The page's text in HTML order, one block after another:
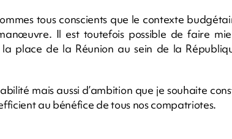
tous conscients que le contexte
Il est toutefois possible de faire
la place de la Réunion au sein de la
mais aussi d’ambition que je souhaite
au bénéfice de tous nos compatriotes.